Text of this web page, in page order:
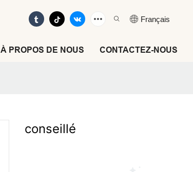
Français
À PROPOS DE NOUS CONTACTEZ-NOUS
conseillé